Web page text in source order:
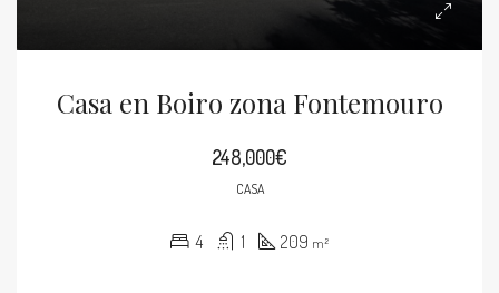
Casa en Boiro zona Fontemouro
248,000€
CASA
4 1 209 m²